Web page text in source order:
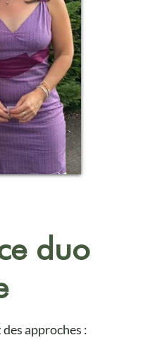
duo
approches :